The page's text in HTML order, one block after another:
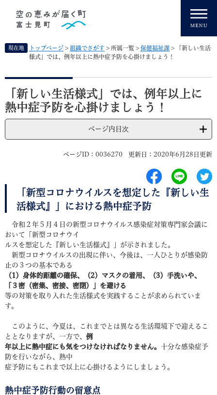
先
す
現在地 トップページ > 組織でさがす > 所属一覧 > 保健福祉課 >
「新しい生活
様式」では、例年以上に熱中症予防を心掛けましょう！
本
「新しい生活様式」では、例年以上に
熱中症予防を心掛けましょう！
ページ内目次
ページID：0036270 更新日：2020年6月28日更新
「新型コロナウイルスを想定した『新しい生
活様式』」における熱中症予防
令和２年５月４日の新型コロナウイルス感染症対策専門家会議に
おいて「新型コロナウイ
ルスを想定した『新しい生活様式』」が示されました。
新型コロナウイルスの出現に伴い、今後は、一人ひとりが感染防
止の３つの基本である
（1）身体的距離の確保、（2）マスクの着用、（3）手洗いや、
「３密（密集、密接、密閉）」を避ける
等の対策を取り入れた生活様式を実践することが求められていま
す。
このように、今夏は、これまでとは異なる生活環境下で迎えるこ
ととなりますが、一方で、 例
年以上に熱中症にも気をつけなければなりません。 十分な感染症予
防を行いながら、熱中
症予防にもこれまで以上に心掛けるようにしましょう。
熱中症予防行動の留意点